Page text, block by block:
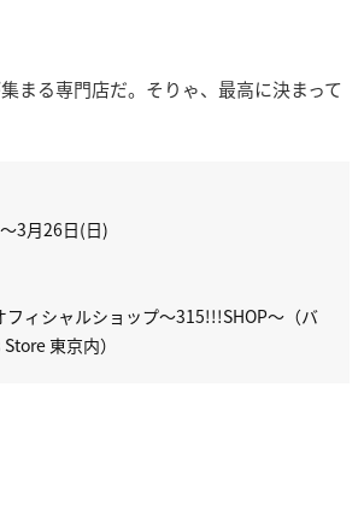
まる専門店だ。そりゃ、最高に決まって
3月26日(日)
フィシャルショップ～315!!!SHOP～（バ
東京内）